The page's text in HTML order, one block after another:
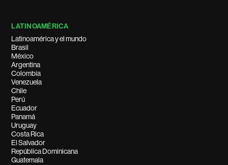
LATINOAMÉRICA
Latinoamérica y el mundo
Brasil
México
Argentina
Colombia
Venezuela
Chile
Perú
Ecuador
Panamá
Uruguay
Costa Rica
El Salvador
República Dominicana
Guatemala